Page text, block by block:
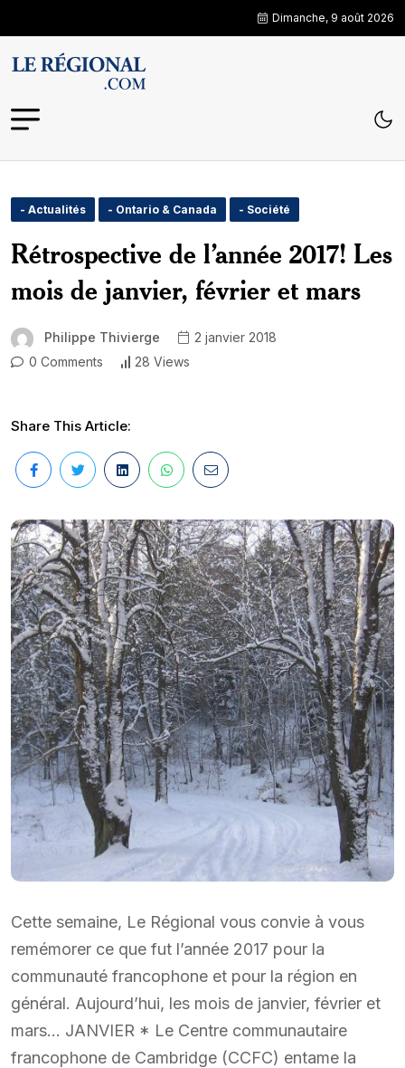
Dimanche, 9 août 2026
- Actualités - Ontario & Canada - Société
Rétrospective de l’année 2017! Les
mois de janvier, février et mars
Philippe Thivierge
2 janvier 2018
0 Comments
28 Views
Share This Article:
Cette semaine, Le Régional vous convie à vous
remémorer ce que fut l’année 2017 pour la
communauté francophone et pour la région en
général. Aujourd’hui, les mois de janvier, février et
mars… JANVIER * Le Centre communautaire
francophone de Cambridge (CCFC) entame la